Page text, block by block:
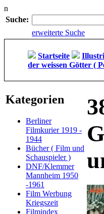
n
Suche:
erweiterte Suche
Startseite
der weissen Götter (
Kategorien
Berliner
Filmkurier 1919 -
1944
Bücher ( Film und
Schauspieler )
DNF/Klemmer
Mannheim 1950
-1961
Film Werbung
Kriegszeit
Filmindex